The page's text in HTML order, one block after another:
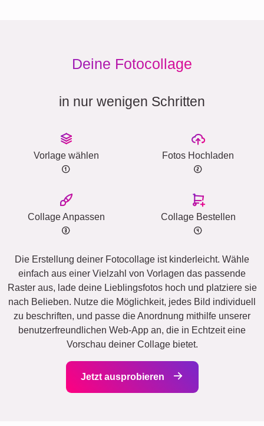
Deine Fotocollage
in nur wenigen Schritten
Vorlage wählen Fotos Hochladen
Collage Anpassen Collage Bestellen
Die Erstellung deiner Fotocollage ist kinderleicht. Wähle
einfach aus einer Vielzahl von Vorlagen das passende
Raster aus, lade deine Lieblingsfotos hoch und platziere sie
nach Belieben. Nutze die Möglichkeit, jedes Bild individuell
zu beschriften, und passe die Anordnung mithilfe unserer
benutzerfreundlichen Web-App an, die in Echtzeit eine
Vorschau deiner Collage bietet.
Jetzt ausprobieren